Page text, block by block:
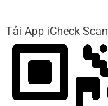
Tải App iCheck Scan